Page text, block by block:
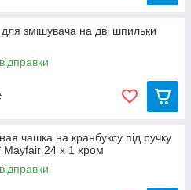
змішувача на дві шпильки
чашка на кранбуксу під ручку
Mayfair 24 х 1 хром